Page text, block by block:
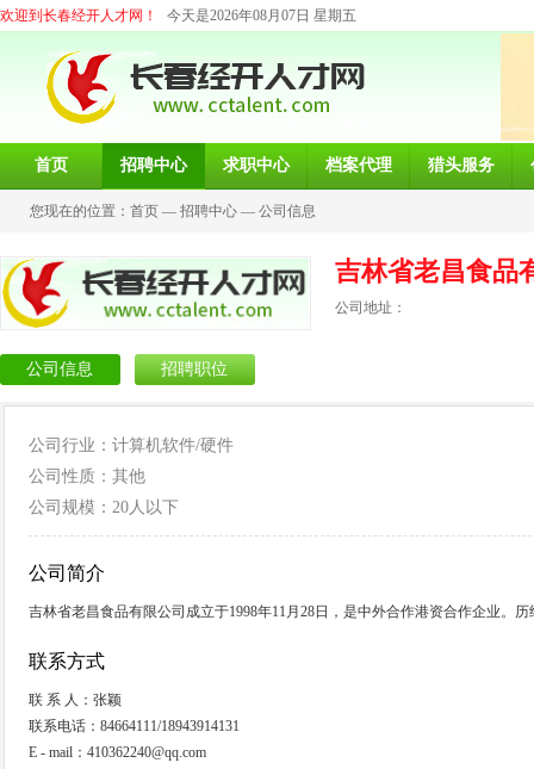
欢迎到长春经开人才网！ 今天是2026年08月07日 星期五
首页 招聘中心 求职中心 档案代理 猎头服务
您现在的位置： 首页 — 招聘中心 — 公司信息
吉林省老昌食品
公司地址：
公司信息 招聘职位
公司行业：计算机软件/硬件
公司性质：其他
公司规模：20人以下
公司简介
吉林省老昌食品有限公司成立于1998年11月28日，是中外合作港资合作企业。
联系方式
联 系 人：张颖
联系电话：84664111/18943914131
E - mail：410362240@qq.com